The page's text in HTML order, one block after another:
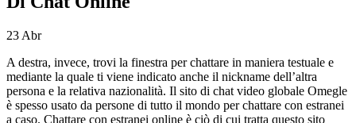
23 Abr
A destra, invece, trovi la finestra per chattare in maniera testuale e
mediante la quale ti viene indicato anche il nickname dell’altra
persona e la relativa nazionalità. Il sito di chat video globale Omegle
è spesso usato da persone di tutto il mondo per chattare con estranei
a caso. Chattare con estranei online è ciò di cui tratta questo sito